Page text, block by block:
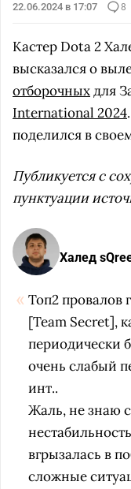
22.06.2024 в 17:07 8
Кастер Dota 2
высказался о
отборочныхдля
International 2024
поделился в
Публикуется с
пунктуации
Халед
Топ2 провалов
[Team Secret],
периодически
очень слабый
инт..
Жаль, не знаю с
вгрызалась в
сложные